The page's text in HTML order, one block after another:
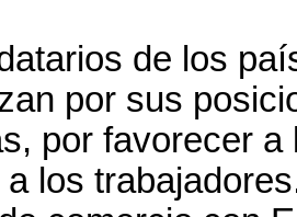
de los
por sus
por favorecer
los